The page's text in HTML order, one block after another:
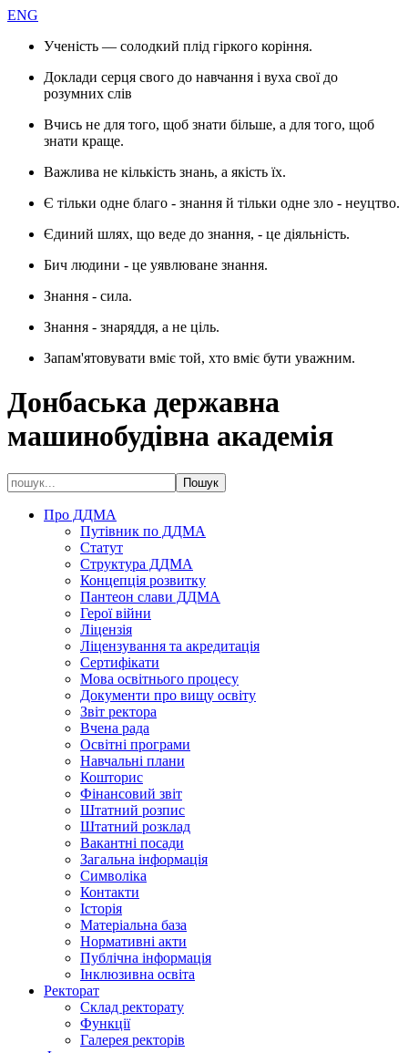
ENG
Ученість — солодкий плід гіркого коріння.
Доклади серця свого до навчання і вуха свої до
розумних слів
Вчись не для того, щоб знати більше, а для того, щоб
знати краще.
Важлива не кількість знань, а якість їх.
Є тільки одне благо - знання й тільки одне зло - неуцтво.
Єдиний шлях, що веде до знання, - це діяльність.
Бич людини - це уявлюване знання.
Знання - сила.
Знання - знаряддя, а не ціль.
Запам'ятовувати вміє той, хто вміє бути уважним.
Донбаська державна
машинобудівна академія
Про ДДМА
Путівник по ДДМА
Статут
Структура ДДМА
Концепція розвитку
Пантеон слави ДДМА
Герої війни
Ліцензія
Ліцензування та акредитація
Сертифікати
Мова освітнього процесу
Документи про вищу освіту
Звіт ректора
Вчена рада
Освітні програми
Навчальні плани
Кошторис
Фінансовий звіт
Штатний розпис
Штатний розклад
Вакантні посади
Загальна інформація
Символіка
Контакти
Історія
Матеріальна база
Нормативні акти
Публічна інформація
Інклюзивна освіта
Ректорат
Склад ректорату
Функції
Галерея ректорів